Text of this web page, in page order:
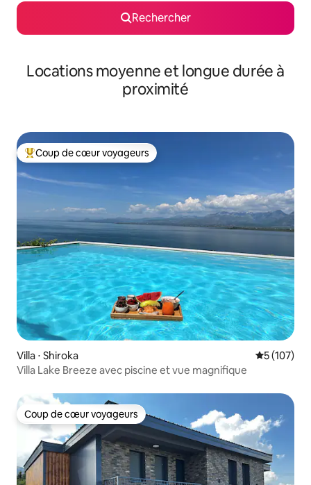
Rechercher
Locations moyenne et longue durée à
proximité
Coups de cœur voyageurs les plus appréciés
Coup de cœur voyageurs
Villa ⋅ Shiroka Évaluation
5 (107)
Villa Lake Breeze avec piscine et vue magnifique
Coup de cœur voyageurs
Coup de cœur voyageurs